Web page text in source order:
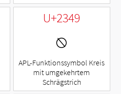
U+2349
⍉
APL-Funktionssymbol Kreis
mit umgekehrtem
Schrägstrich